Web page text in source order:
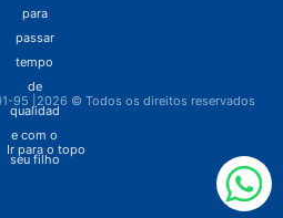
95 |2026 © Todos os direitos reservados
Ir para o topo